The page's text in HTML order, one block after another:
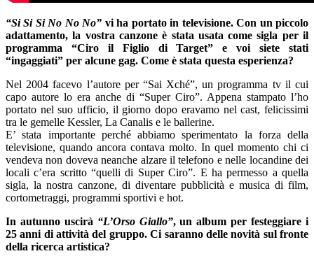
“Si Si Si No No No” vi ha portato in televisione. Con un piccolo
adattamento, la vostra canzone è stata usata come sigla per il
programma “Ciro il Figlio di Target” e voi siete stati
“ingaggiati” per alcune gag. Come è stata questa esperienza?
Nel 2004 facevo l’autore per “Sai Xché”, un programma tv il cui
capo autore lo era anche di “Super Ciro”. Appena stampato l’ho
portato nel suo ufficio, il giorno dopo eravamo nel cast, felicissimi
tra le gemelle Kessler, La Canalis e le ballerine.
E’ stata importante perché abbiamo sperimentato la forza della
televisione, quando ancora contava molto. In quel momento chi ci
vendeva non doveva neanche alzare il telefono e nelle locandine dei
locali c’era scritto “quelli di Super Ciro”. E ha permesso a quella
sigla, la nostra canzone, di diventare pubblicità e musica di film,
cortometraggi, programmi sportivi e hot.
In autunno uscirà “L’Orso Giallo”, un album per festeggiare i
25 anni di attività del gruppo. Ci saranno delle novità sul fronte
della ricerca artistica?